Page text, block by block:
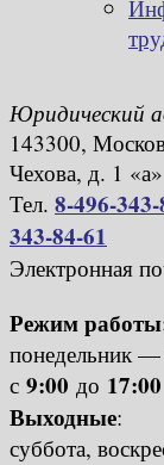
Юридический
143300,
Чехова, д. 1 «а»
Тел. 8-496-
343-84-61
Электронная
Режим
понедельник —
с 9:00 до 17:00
Выходные:
суббота,